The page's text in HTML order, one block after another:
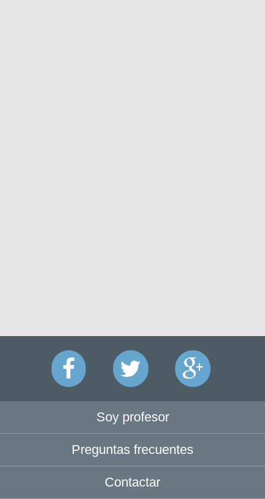
Soy profesor
Preguntas frecuentes
Contactar